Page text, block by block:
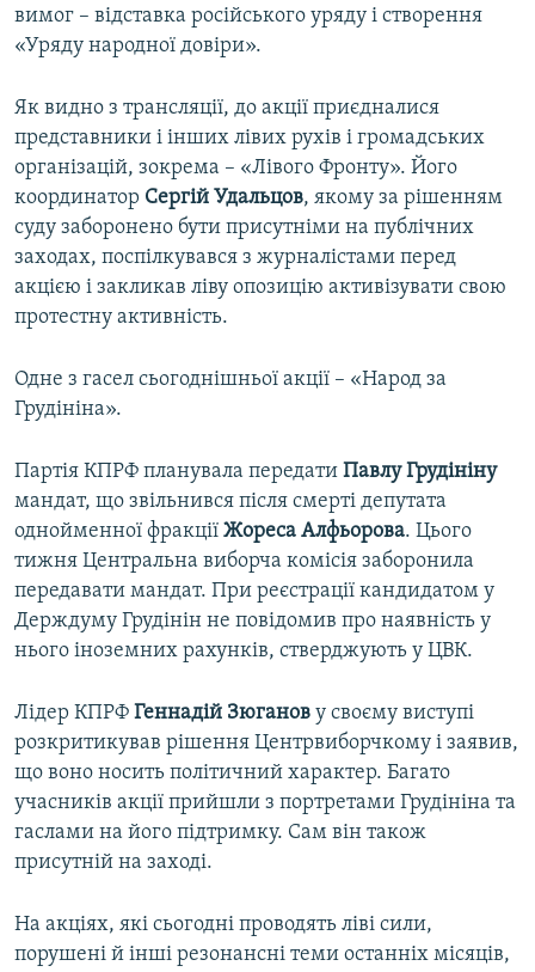
вимог – відставка російського уряду і створення
«Уряду народної довіри».
Як видно з трансляції, до акції приєдналися
представники і інших лівих рухів і громадських
організацій, зокрема – «Лівого Фронту». Його
координатор Сергій Удальцов, якому за рішенням
суду заборонено бути присутніми на публічних
заходах, поспілкувався з журналістами перед
акцією і закликав ліву опозицію активізувати свою
протестну активність.
Одне з гасел сьогоднішньої акції – «Народ за
Грудініна».
Партія КПРФ планувала передати Павлу Грудініну
мандат, що звільнився після смерті депутата
однойменної фракції Жореса Алфьорова. Цього
тижня Центральна виборча комісія заборонила
передавати мандат. При реєстрації кандидатом у
Держдуму Грудінін не повідомив про наявність у
нього іноземних рахунків, стверджують у ЦВК.
Лідер КПРФ Геннадій Зюганов у своєму виступі
розкритикував рішення Центрвиборчкому і заявив,
що воно носить політичний характер. Багато
учасників акції прийшли з портретами Грудініна та
гаслами на його підтримку. Сам він також
присутній на заході.
На акціях, які сьогодні проводять ліві сили,
порушені й інші резонансні теми останніх місяців,